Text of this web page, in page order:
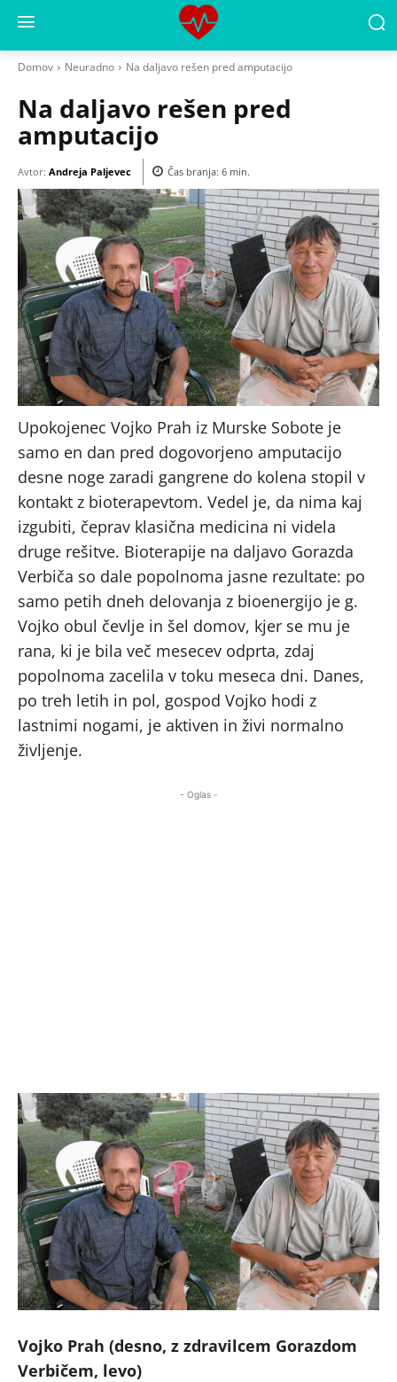
Domov Neuradno Na daljavo rešen pred amputacijo
Na daljavo rešen pred
amputacijo
Avtor: Andreja Paljevec Čas branja: 6 min.
Upokojenec Vojko Prah iz Murske Sobote je
samo en dan pred dogovorjeno amputacijo
desne noge zaradi gangrene do kolena stopil v
kontakt z bioterapevtom. Vedel je, da nima kaj
izgubiti, čeprav klasična medicina ni videla
druge rešitve. Bioterapije na daljavo Gorazda
Verbiča so dale popolnoma jasne rezultate: po
samo petih dneh delovanja z bioenergijo je g.
Vojko obul čevlje in šel domov, kjer se mu je
rana, ki je bila več mesecev odprta, zdaj
popolnoma zacelila v toku meseca dni. Danes,
po treh letih in pol, gospod Vojko hodi z
lastnimi nogami, je aktiven in živi normalno
življenje.
- Oglas -
Vojko Prah (desno, z zdravilcem Gorazdom
Verbičem, levo)